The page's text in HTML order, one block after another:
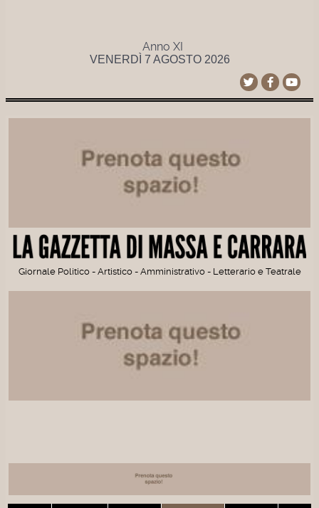
Anno XI
VENERDÌ 7 AGOSTO 2026
Giornale Politico - Artistico - Amministrativo - Letterario e Teatrale